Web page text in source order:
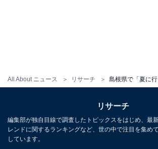
All About ニュース リサーチ
リサーチ
編集部が独自目線で調査したトピックスをはじめ、最
レンドに関するランキングなど、世の中で注目を集め
しています。